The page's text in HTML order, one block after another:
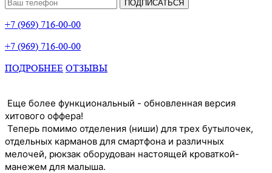
ПОДПИСАТЬСЯ
+7 (969) 716-00-00
+7 (969) 716-00-00
ПОДРОБНЕЕ ОТЗЫВЫ
Еще более функциональный - обновленная версия
хитового оффера!
Теперь помимо отделения (ниши) для трех бутылочек,
отдельных карманов для смартфона и различных
мелочей, рюкзак оборудован настоящей кроваткой-
манежем для малыша.